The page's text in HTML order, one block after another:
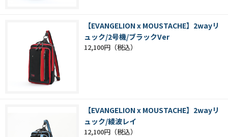
【EVANGELION x MOUSTACHE】2wayリ
ュック/2号機/ブラックVer
12,100円
【EVANGELION x MOUSTACHE】2wayリ
ュック/綾波レイ
12,100円